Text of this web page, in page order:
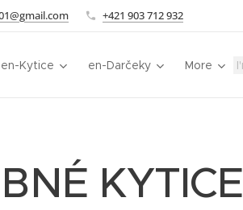
+421 903 712 932
en-Kytice en-Darčeky More
KYTICE